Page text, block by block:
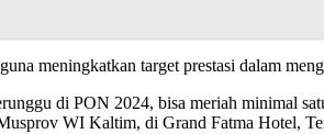
meningkatkan target prestasi dalam
di PON 2024, bisa meriah minimal
WI Kaltim, di Grand Fatma Hotel,